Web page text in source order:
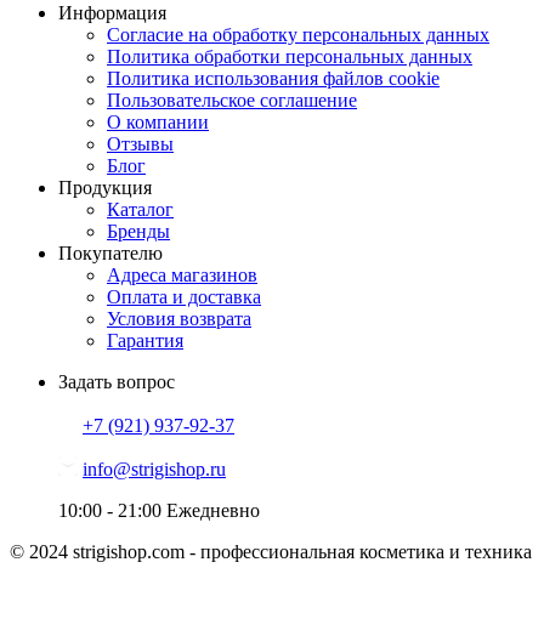
Информация
Согласие на обработку персональных данных
Политика обработки персональных данных
Политика использования файлов cookie
Пользовательское соглашение
О компании
Отзывы
Блог
Продукция
Каталог
Бренды
Покупателю
Адреса магазинов
Оплата и доставка
Условия возврата
Гарантия
Задать вопрос
+7 (921) 937-92-37
info@strigishop.ru
10:00 - 21:00 Ежедневно
© 2024 strigishop.com - профессиональная косметика и техника